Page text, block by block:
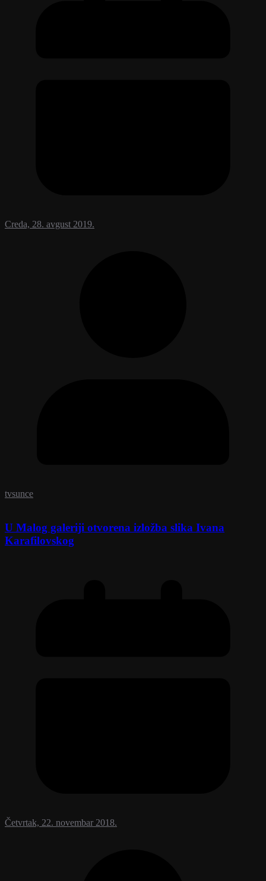
Creda, 28. avgust 2019.
tvsunce
U Malog galeriji otvorena izložba slika Ivana
Karafilovskog
Četvrtak, 22. novembar 2018.